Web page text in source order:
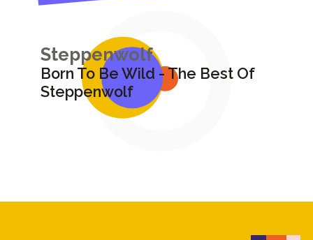
Steppenwolf
Born To Be Wild - The Best Of
Steppenwolf